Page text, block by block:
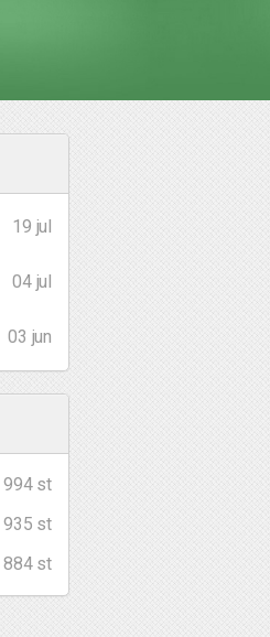
19 jul
04 jul
03 jun
994 st
935 st
884 st